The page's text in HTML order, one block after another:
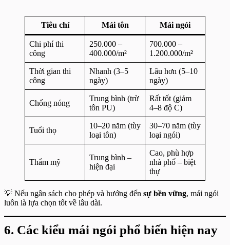
Tiêu chí Mái tôn Mái ngói
Chi phí thi
công
250.000 –
400.000/m²
700.000 –
1.200.000/m²
Thời gian thi
công
Nhanh (3–5
ngày)
Lâu hơn (5–10
ngày)
Chống nóng
Trung bình (trừ
tôn PU)
Rất tốt (giảm
4–8 độ C)
Tuổi thọ
10–20 năm (tùy
loại tôn)
30–70 năm (tùy
loại ngói)
Thẩm mỹ
Trung bình –
hiện đại
Cao, phù hợp
nhà phố – biệt
thự
💡 Nếu ngân sách cho phép và hướng đến sự bền vững, mái ngói
luôn là lựa chọn tốt về lâu dài.
6. Các kiểu mái ngói phổ biến hiện nay